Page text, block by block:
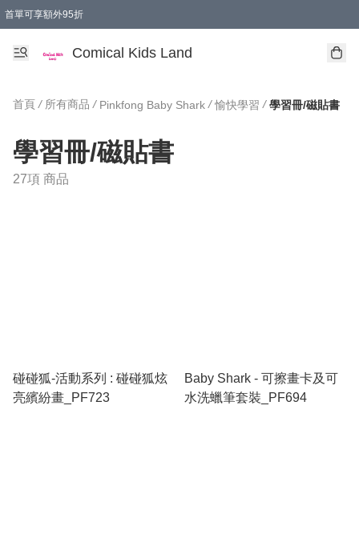
首單可享額外95折
Comical Kids Land
首頁 / 所有商品 / Pinkfong Baby Shark / 愉快學習 / 學習冊/磁貼書
學習冊/磁貼書
27項 商品
碰碰狐-活動系列 : 碰碰狐炫
亮繽紛畫_PF723
Baby Shark - 可擦畫卡及可
水洗蠟筆套裝_PF694